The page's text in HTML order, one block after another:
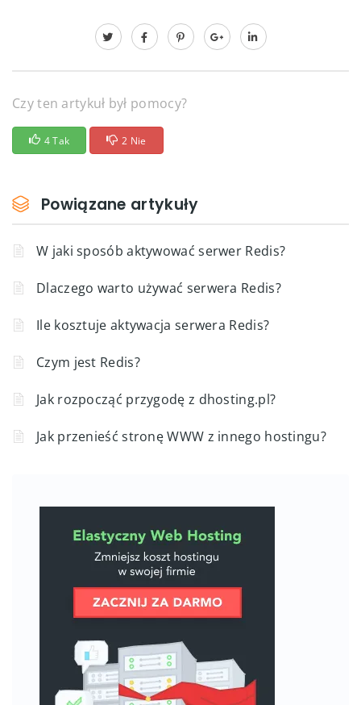
Czy ten artykuł był pomocy?
4 Tak 2 Nie
Powiązane artykuły
W jaki sposób aktywować serwer Redis?
Dlaczego warto używać serwera Redis?
Ile kosztuje aktywacja serwera Redis?
Czym jest Redis?
Jak rozpocząć przygodę z dhosting.pl?
Jak przenieść stronę WWW z innego hostingu?